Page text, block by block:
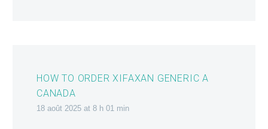
HOW TO ORDER XIFAXAN GENERIC A
CANADA
18 août 2025 at 8 h 01 min